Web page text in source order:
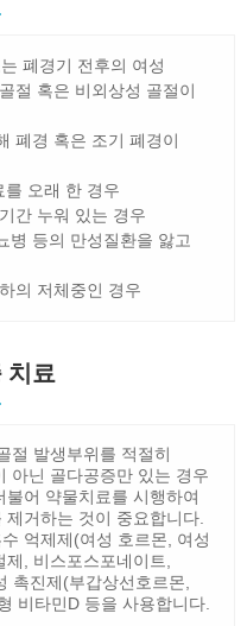
폐경기 전후의 여성
절 혹은 비외상성 골절이
폐경 혹은 조기 폐경이
를 오래 한 경우
간 누워 있는 경우
병 등의 만성질환을 앓고
의 저체중인 경우
치료
절 발생부위를 적절히
아닌 골다공증만 있는 경우
어 약물치료를 시행하여
거하는 것이 중요합니다.
억제제(여성 호르몬, 여성
, 비스포스포네이트,
촉진제(부갑상선호르몬,
비타민D 등을 사용합니다.